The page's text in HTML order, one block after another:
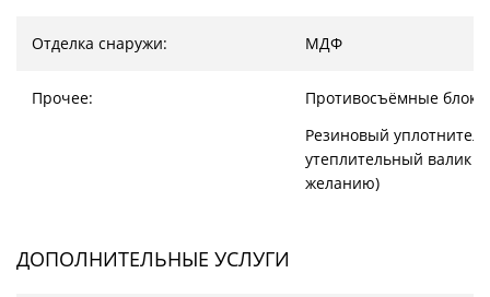
Отделка снаружи: МДФ
Прочее:
Противосъёмные
Резиновый
утеплительный валик
желанию)
ДОПОЛНИТЕЛЬНЫЕ УСЛУГИ